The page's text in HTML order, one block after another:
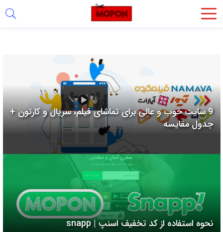
اشتراک
از
روش‌های
زیر
می‌توانید
صفحه
دوستان
خود
به
9 سایت خوب و عالی برای تماشای فیلم، سریال و کارتون +
جدول مقایسه
نحوه استفاده از کد تخفیف اسنپ | snapp